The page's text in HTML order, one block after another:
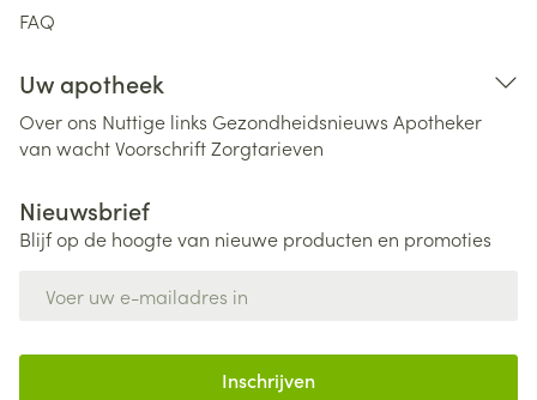
FAQ
Uw apotheek
Over ons Nuttige links Gezondheidsnieuws Apotheker
van wachtVoorschriftZorgtarieven
Nieuwsbrief
Blijf op de hoogte van nieuwe producten en promoties
Inschrijven